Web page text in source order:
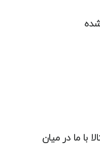
با ما در میان